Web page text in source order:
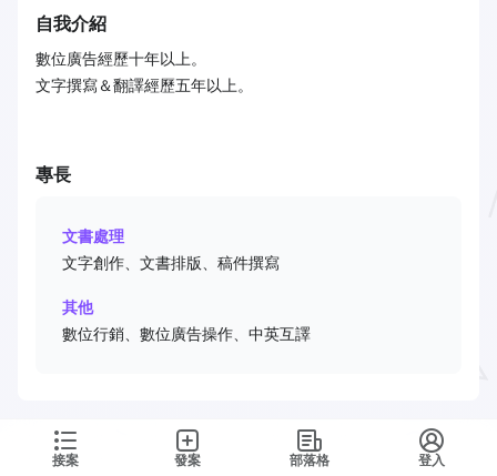
接案 發案 部落格 登入
自我介紹
數位廣告經歷十年以上。
文字撰寫＆翻譯經歷五年以上。
專長
文書處理
文字創作、文書排版、稿件撰寫
其他
數位行銷、數位廣告操作、中英互譯